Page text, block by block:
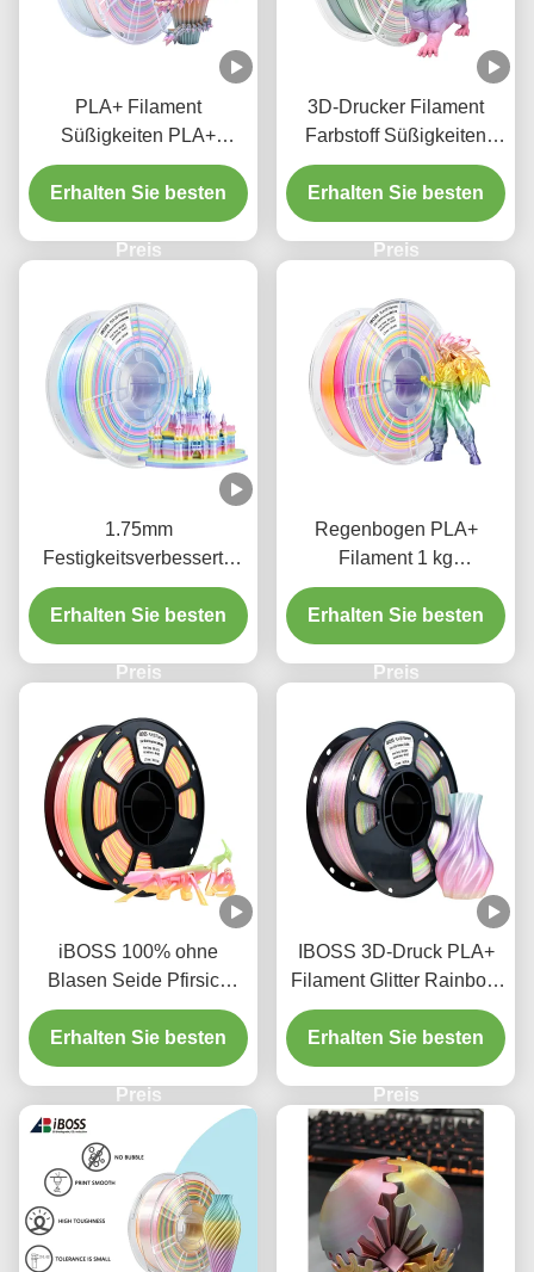
PLA+ Filament
Süßigkeiten PLA+
Seidenregenbogen 1,75
mm 3D-Druckerfilament
Erhalten Sie besten
Preis
3D-Drucker Filament
Farbstoff Süßigkeiten
Regenbogen 1 kg PLA
Filament
Erhalten Sie besten
Preis
1.75mm
Festigkeitsverbesserte
Seide Macaroon
Rainbow PLA+
Hochwertiges 3D-
Druckerfilament
Erhalten Sie besten
Preis
Regenbogen PLA+
Filament 1 kg
Durchmesser 1,75 mm
Farbenfrohe Macaron 3D-
Druckfilament
Erhalten Sie besten
Preis
iBOSS 100% ohne
Blasen Seide Pfirsich
Hohe Festigkeit 1,75mm
PLA+ 3D Prinitng
Filament
Erhalten Sie besten
Preis
IBOSS 3D-Druck PLA+
Filament Glitter Rainbow
1000g Durchmesser
1,75mm 3D-Druck
Filament
Erhalten Sie besten
Preis